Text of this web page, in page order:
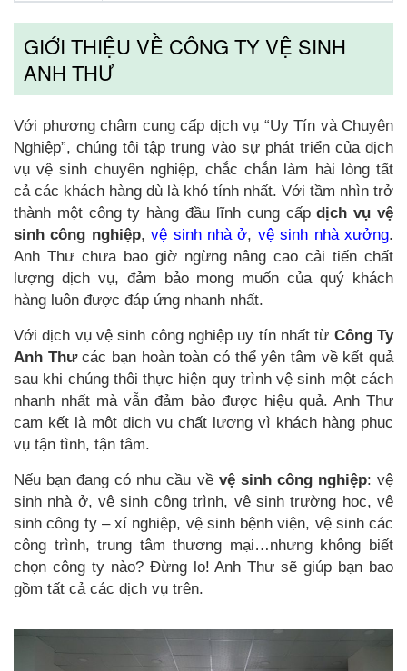
GIỚI THIỆU VỀ CÔNG TY VỆ SINH
ANH THƯ
Với phương châm cung cấp dịch vụ “Uy Tín và Chuyên
Nghiệp”, chúng tôi tập trung vào sự phát triển của dịch
vụ vệ sinh chuyên nghiệp, chắc chắn làm hài lòng tất
cả các khách hàng dù là khó tính nhất. Với tầm nhìn trở
thành một công ty hàng đầu lĩnh cung cấpdịch vụ vệ
sinh công nghiệp,vệ sinh nhà ở, vệ sinh nhà xưởng.
Anh Thư chưa bao giờ ngừng nâng cao cải tiến chất
lượng dịch vụ, đảm bảo mong muốn của quý khách
hàng luôn được đáp ứng nhanh nhất.
Với dịch vụ vệ sinh công nghiệp uy tín nhất từ Công Ty
Anh Thưcác bạn hoàn toàn có thể yên tâm về kết quả
sau khi chúng thôi thực hiện quy trình vệ sinh một cách
nhanh nhất mà vẫn đảm bảo được hiệu quả. Anh Thư
cam kết là một dịch vụ chất lượng vì khách hàng phục
vụ tận tình, tận tâm.
Nếu bạn đang có nhu cầu về vệ sinh công nghiệp: vệ
sinh nhà ở, vệ sinh công trình, vệ sinh trường học, vệ
sinh công ty – xí nghiệp, vệ sinh bệnh viện, vệ sinh các
công trình, trung tâm thương mại…nhưng không biết
chọn công ty nào? Đừng lo! Anh Thư sẽ giúp bạn bao
gồm tất cả các dịch vụ trên.